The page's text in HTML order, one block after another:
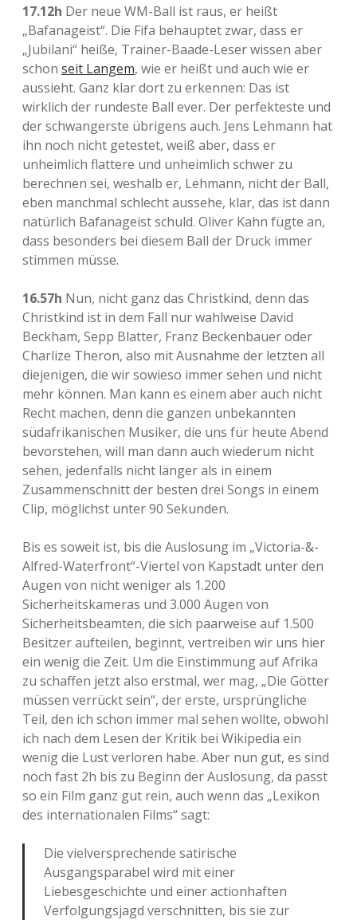
17.12h Der neue WM-Ball ist raus, er heißt
„Bafanageist“. Die Fifa behauptet zwar, dass er
„Jubilani“ heiße, Trainer-Baade-Leser wissen aber
schon seit Langem, wie er heißt und auch wie er
aussieht. Ganz klar dort zu erkennen: Das ist
wirklich der rundeste Ball ever. Der perfekteste und
der schwangerste übrigens auch. Jens Lehmann hat
ihn noch nicht getestet, weiß aber, dass er
unheimlich flattere und unheimlich schwer zu
berechnen sei, weshalb er, Lehmann, nicht der Ball,
eben manchmal schlecht aussehe, klar, das ist dann
natürlich Bafanageist schuld. Oliver Kahn fügte an,
dass besonders bei diesem Ball der Druck immer
stimmen müsse.
16.57h Nun, nicht ganz das Christkind, denn das
Christkind ist in dem Fall nur wahlweise David
Beckham, Sepp Blatter, Franz Beckenbauer oder
Charlize Theron, also mit Ausnahme der letzten all
diejenigen, die wir sowieso immer sehen und nicht
mehr können. Man kann es einem aber auch nicht
Recht machen, denn die ganzen unbekannten
südafrikanischen Musiker, die uns für heute Abend
bevorstehen, will man dann auch wiederum nicht
sehen, jedenfalls nicht länger als in einem
Zusammenschnitt der besten drei Songs in einem
Clip, möglichst unter 90 Sekunden.
Bis es soweit ist, bis die Auslosung im „Victoria-&-
Alfred-Waterfront“-Viertel von Kapstadt unter den
Augen von nicht weniger als 1.200
Sicherheitskameras und 3.000 Augen von
Sicherheitsbeamten, die sich paarweise auf 1.500
Besitzer aufteilen, beginnt, vertreiben wir uns hier
ein wenig die Zeit. Um die Einstimmung auf Afrika
zu schaffen jetzt also erstmal, wer mag, „Die Götter
müssen verrückt sein“, der erste, ursprüngliche
Teil, den ich schon immer mal sehen wollte, obwohl
ich nach dem Lesen der Kritik bei Wikipedia ein
wenig die Lust verloren habe. Aber nun gut, es sind
noch fast 2h bis zu Beginn der Auslosung, da passt
so ein Film ganz gut rein, auch wenn das „Lexikon
des internationalen Films“ sagt:
Die vielversprechende satirische
Ausgangsparabel wird mit einer
Liebesgeschichte und einer actionhaften
Verfolgungsjagd verschnitten, bis sie zur